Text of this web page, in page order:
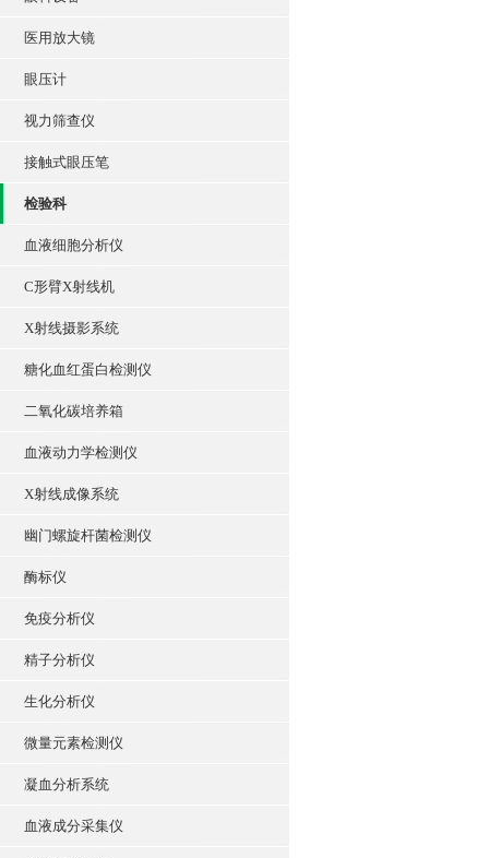
医用放大镜
眼压计
视力筛查仪
接触式眼压笔
检验科
血液细胞分析仪
C形臂X射线机
X射线摄影系统
糖化血红蛋白检测仪
二氧化碳培养箱
血液动力学检测仪
X射线成像系统
幽门螺旋杆菌检测仪
酶标仪
免疫分析仪
精子分析仪
生化分析仪
微量元素检测仪
凝血分析系统
血液成分采集仪